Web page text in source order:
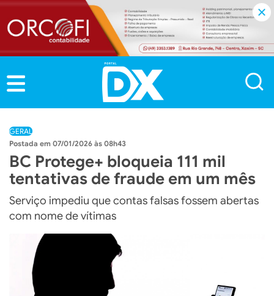
GERAL
07/01/2026 às 08h43
BC Protege+ bloqueia 111 mil
tentativas de fraude em um mês
Serviço impediu que contas falsas fossem abertas
com nome de vítimas